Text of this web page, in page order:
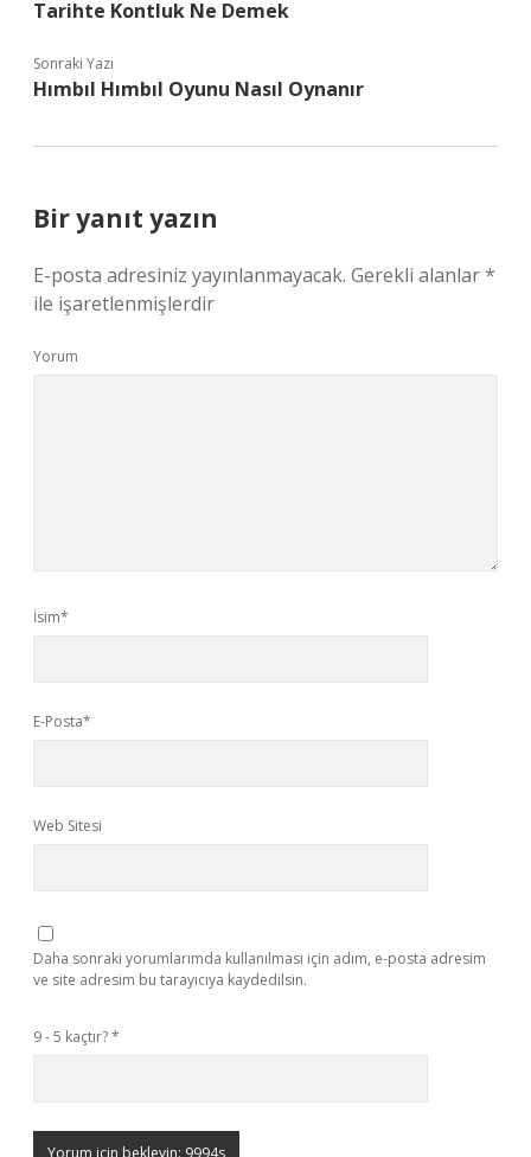
Tarihte Kontluk Ne Demek
Sonraki Yazı
Hımbıl Hımbıl Oyunu Nasıl Oynanır
Bir yanıt yazın
E-posta adresiniz yayınlanmayacak. Gerekli alanlar*
ile işaretlenmişlerdir
Yorum
İsim*
E-Posta*
Web Sitesi
Daha sonraki yorumlarımda kullanılması için adım, e-posta adresim
ve site adresim bu tarayıcıya kaydedilsin.
9 - 5 kaçtır?*